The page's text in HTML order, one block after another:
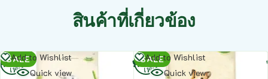
สินค้าที่เกี่ยวข้อง
SALE
Add to Wishlist
Quick view
อ่าน
เพิ่ม
SALE
Add to Wishlist
Quick view
อ่าน
เพิ่ม